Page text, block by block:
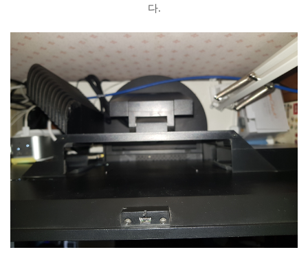
다.